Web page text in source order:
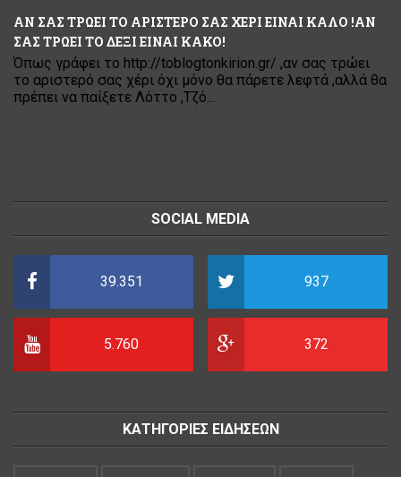
ΑΝ ΣΑΣ ΤΡΩΕΙ ΤΟ ΑΡΙΣΤΕΡΟ ΣΑΣ ΧΕΡΙ ΕΙΝΑΙ ΚΑΛΟ !ΑΝ
ΣΑΣ ΤΡΩΕΙ ΤΟ ΔΕΞΙ ΕΙΝΑΙ ΚΑΚΟ!
Όπως γράφει το http://toblogtonkirion.gr/ ,αν σας τρώει
το αριστερό σας χέρι όχι μόνο θα πάρετε λεφτά ,αλλά θα
πρέπει να παίξετε Λόττο ,Τζό...
SOCIAL MEDIA
39.351 937
5.760 372
ΚΑΤΗΓΟΡΙΕΣ ΕΙΔΗΣΕΩΝ